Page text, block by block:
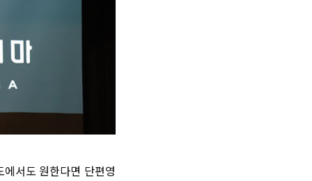
서도 원한다면 단편영